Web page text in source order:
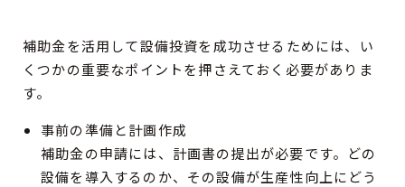
補助金を活用して設備投資を成功させるためには、い
くつかの重要なポイントを押さえておく必要がありま
す。
事前の準備と計画作成
補助金の申請には、計画書の提出が必要です。どの
設備を導入するのか、その設備が生産性向上にどう